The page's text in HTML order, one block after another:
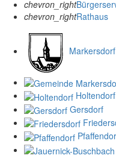
chevron_right
chevron_rightRathaus
Markersdorf
Holtendorf
Gersdorf